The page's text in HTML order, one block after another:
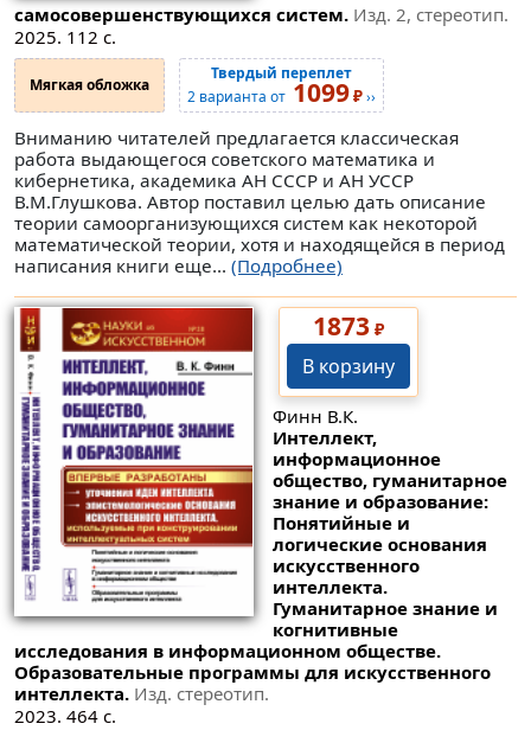
самосовершенствующихся систем. Изд. 2, стереотип.
2025. 112 с.
Мягкая обложка
Твердый переплет
2 варианта от 1099₽››
Вниманию читателей предлагается классическая
работа выдающегося советского математика и
кибернетика, академика АН СССР и АН УССР
В.М.Глушкова. Автор поставил целью дать описание
теории самоорганизующихся систем как некоторой
математической теории, хотя и находящейся в период
написания книги еще... (Подробнее)
1873₽
В корзину
Финн В.К.
Интеллект,
информационное
общество, гуманитарное
знание и образование:
Понятийные и
логические основания
искусственного
интеллекта.
Гуманитарное знание и
когнитивные
исследования в информационном обществе.
Образовательные программы для искусственного
интеллекта. Изд. стереотип.
2023. 464 с.